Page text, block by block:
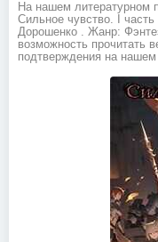
На нашем литературном
Сильное чувство. I
Дорошенко . Жанр:
возможность прочитать
подтверждения на